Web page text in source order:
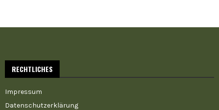
RECHTLICHES
Impressum
Datenschutzerklärung